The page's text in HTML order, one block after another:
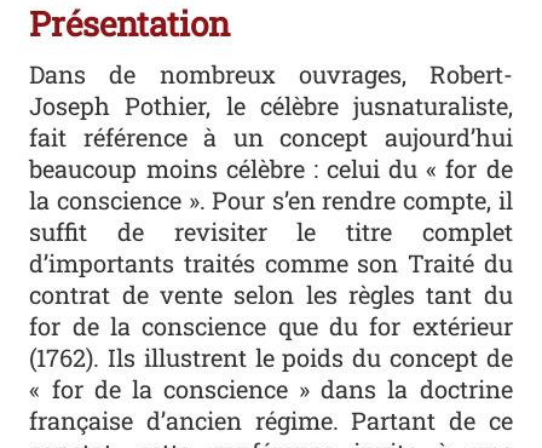
Présentation
Dans de nombreux ouvrages, Robert-
Joseph Pothier, le célèbre jusnaturaliste,
fait référence à un concept aujourd’hui
beaucoup moins célèbre : celui du « for de
la conscience ». Pour s’en rendre compte, il
suffit de revisiter le titre complet
d’importants traités comme son Traité du
contrat de vente selon les règles tant du
for de la conscience que du for extérieur
(1762). Ils illustrent le poids du concept de
« for de la conscience » dans la doctrine
française d’ancien régime. Partant de ce